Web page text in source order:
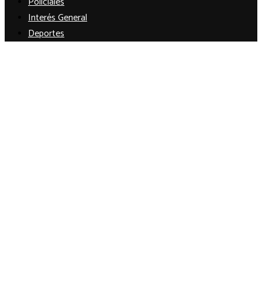
Interés General
Deportes